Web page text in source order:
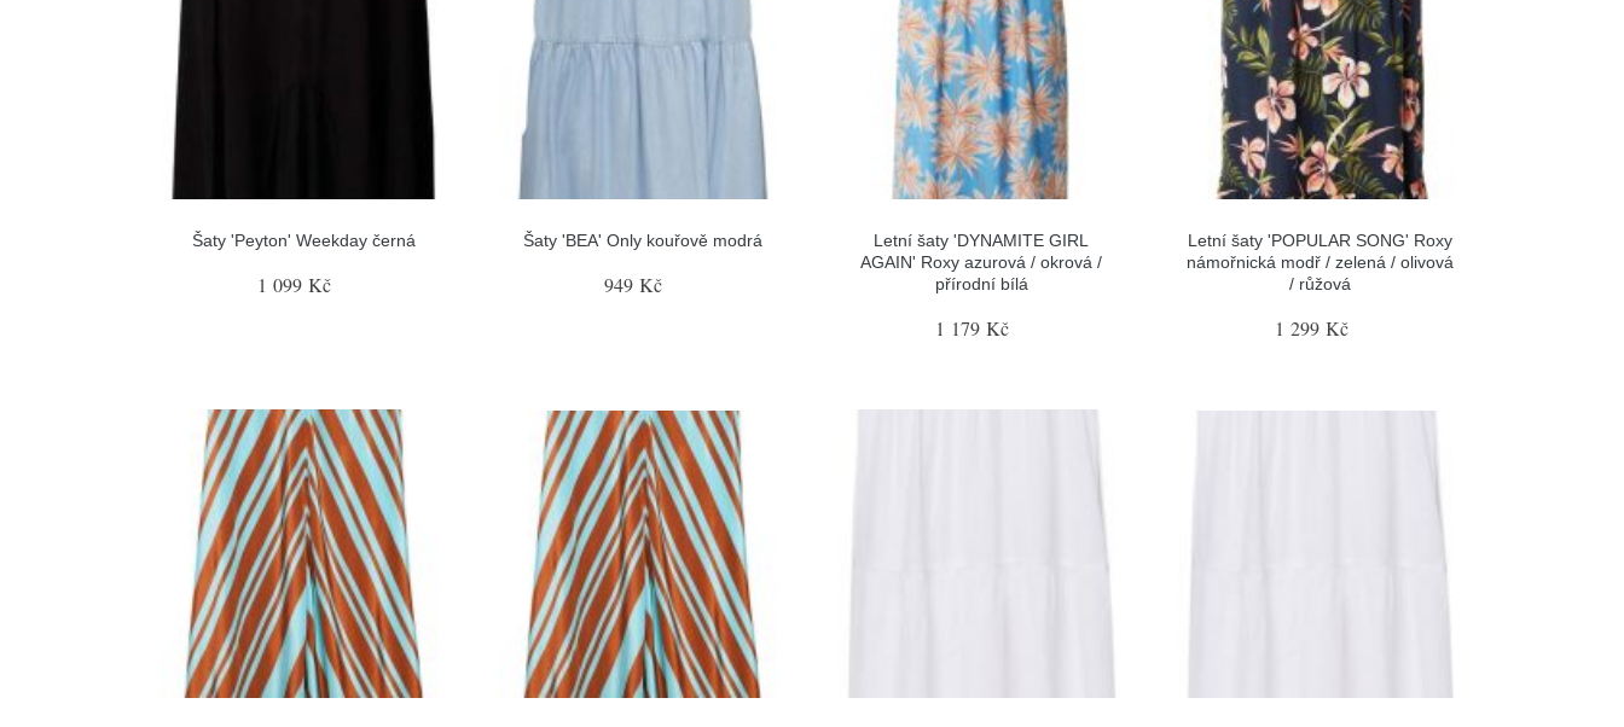
Šaty 'Peyton' Weekday černá
1 099 Kč
Šaty 'BEA' Only kouřově modrá
949 Kč
Letní šaty 'DYNAMITE GIRL
AGAIN' Roxy azurová / okrová /
přírodní bílá
1 179 Kč
Letní šaty 'POPULAR SONG' Roxy
námořnická modř / zelená / olivová
/ růžová
1 299 Kč